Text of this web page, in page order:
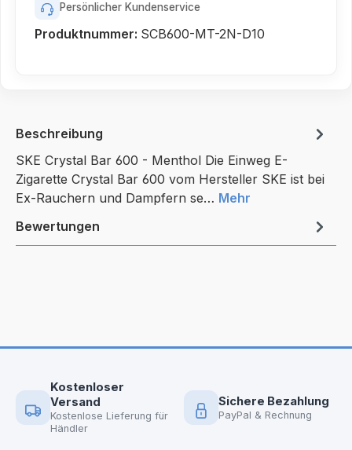
Persönlicher Kundenservice
Produktnummer: SCB600-MT-2N-D10
Beschreibung
SKE Crystal Bar 600 - Menthol Die Einweg E-
Zigarette Crystal Bar 600 vom Hersteller SKE ist bei
Ex-Rauchern und Dampfern se… Mehr
Bewertungen
Kostenloser
Versand
Kostenlose Lieferung für
Händler
Sichere Bezahlung
PayPal & Rechnung